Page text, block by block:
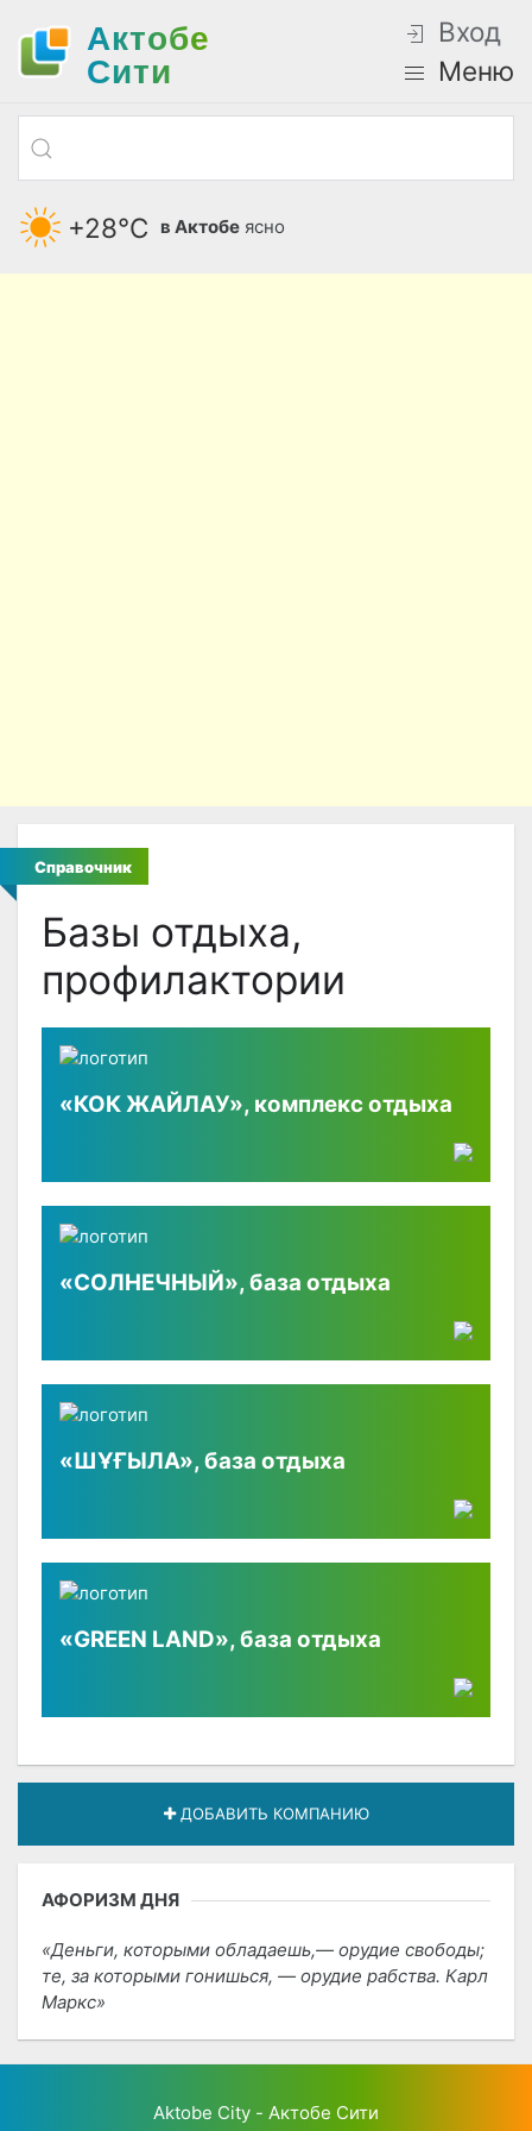
Актобе
Cити
Вход
Меню
+28°С в Актобе ясно
Справочник
Базы отдыха,
профилактории
«КОК ЖАЙЛАУ», комплекс отдыха
«СОЛНЕЧНЫЙ», база отдыха
«ШҰҒЫЛА», база отдыха
«GREEN LAND», база отдыха
ДОБАВИТЬ КОМПАНИЮ
АФОРИЗМ ДНЯ
Деньги, которыми обладаешь,— орудие свободы;
те, за которыми гонишься, — орудие рабства. Карл
Маркс
Aktobe City - Актобе Сити